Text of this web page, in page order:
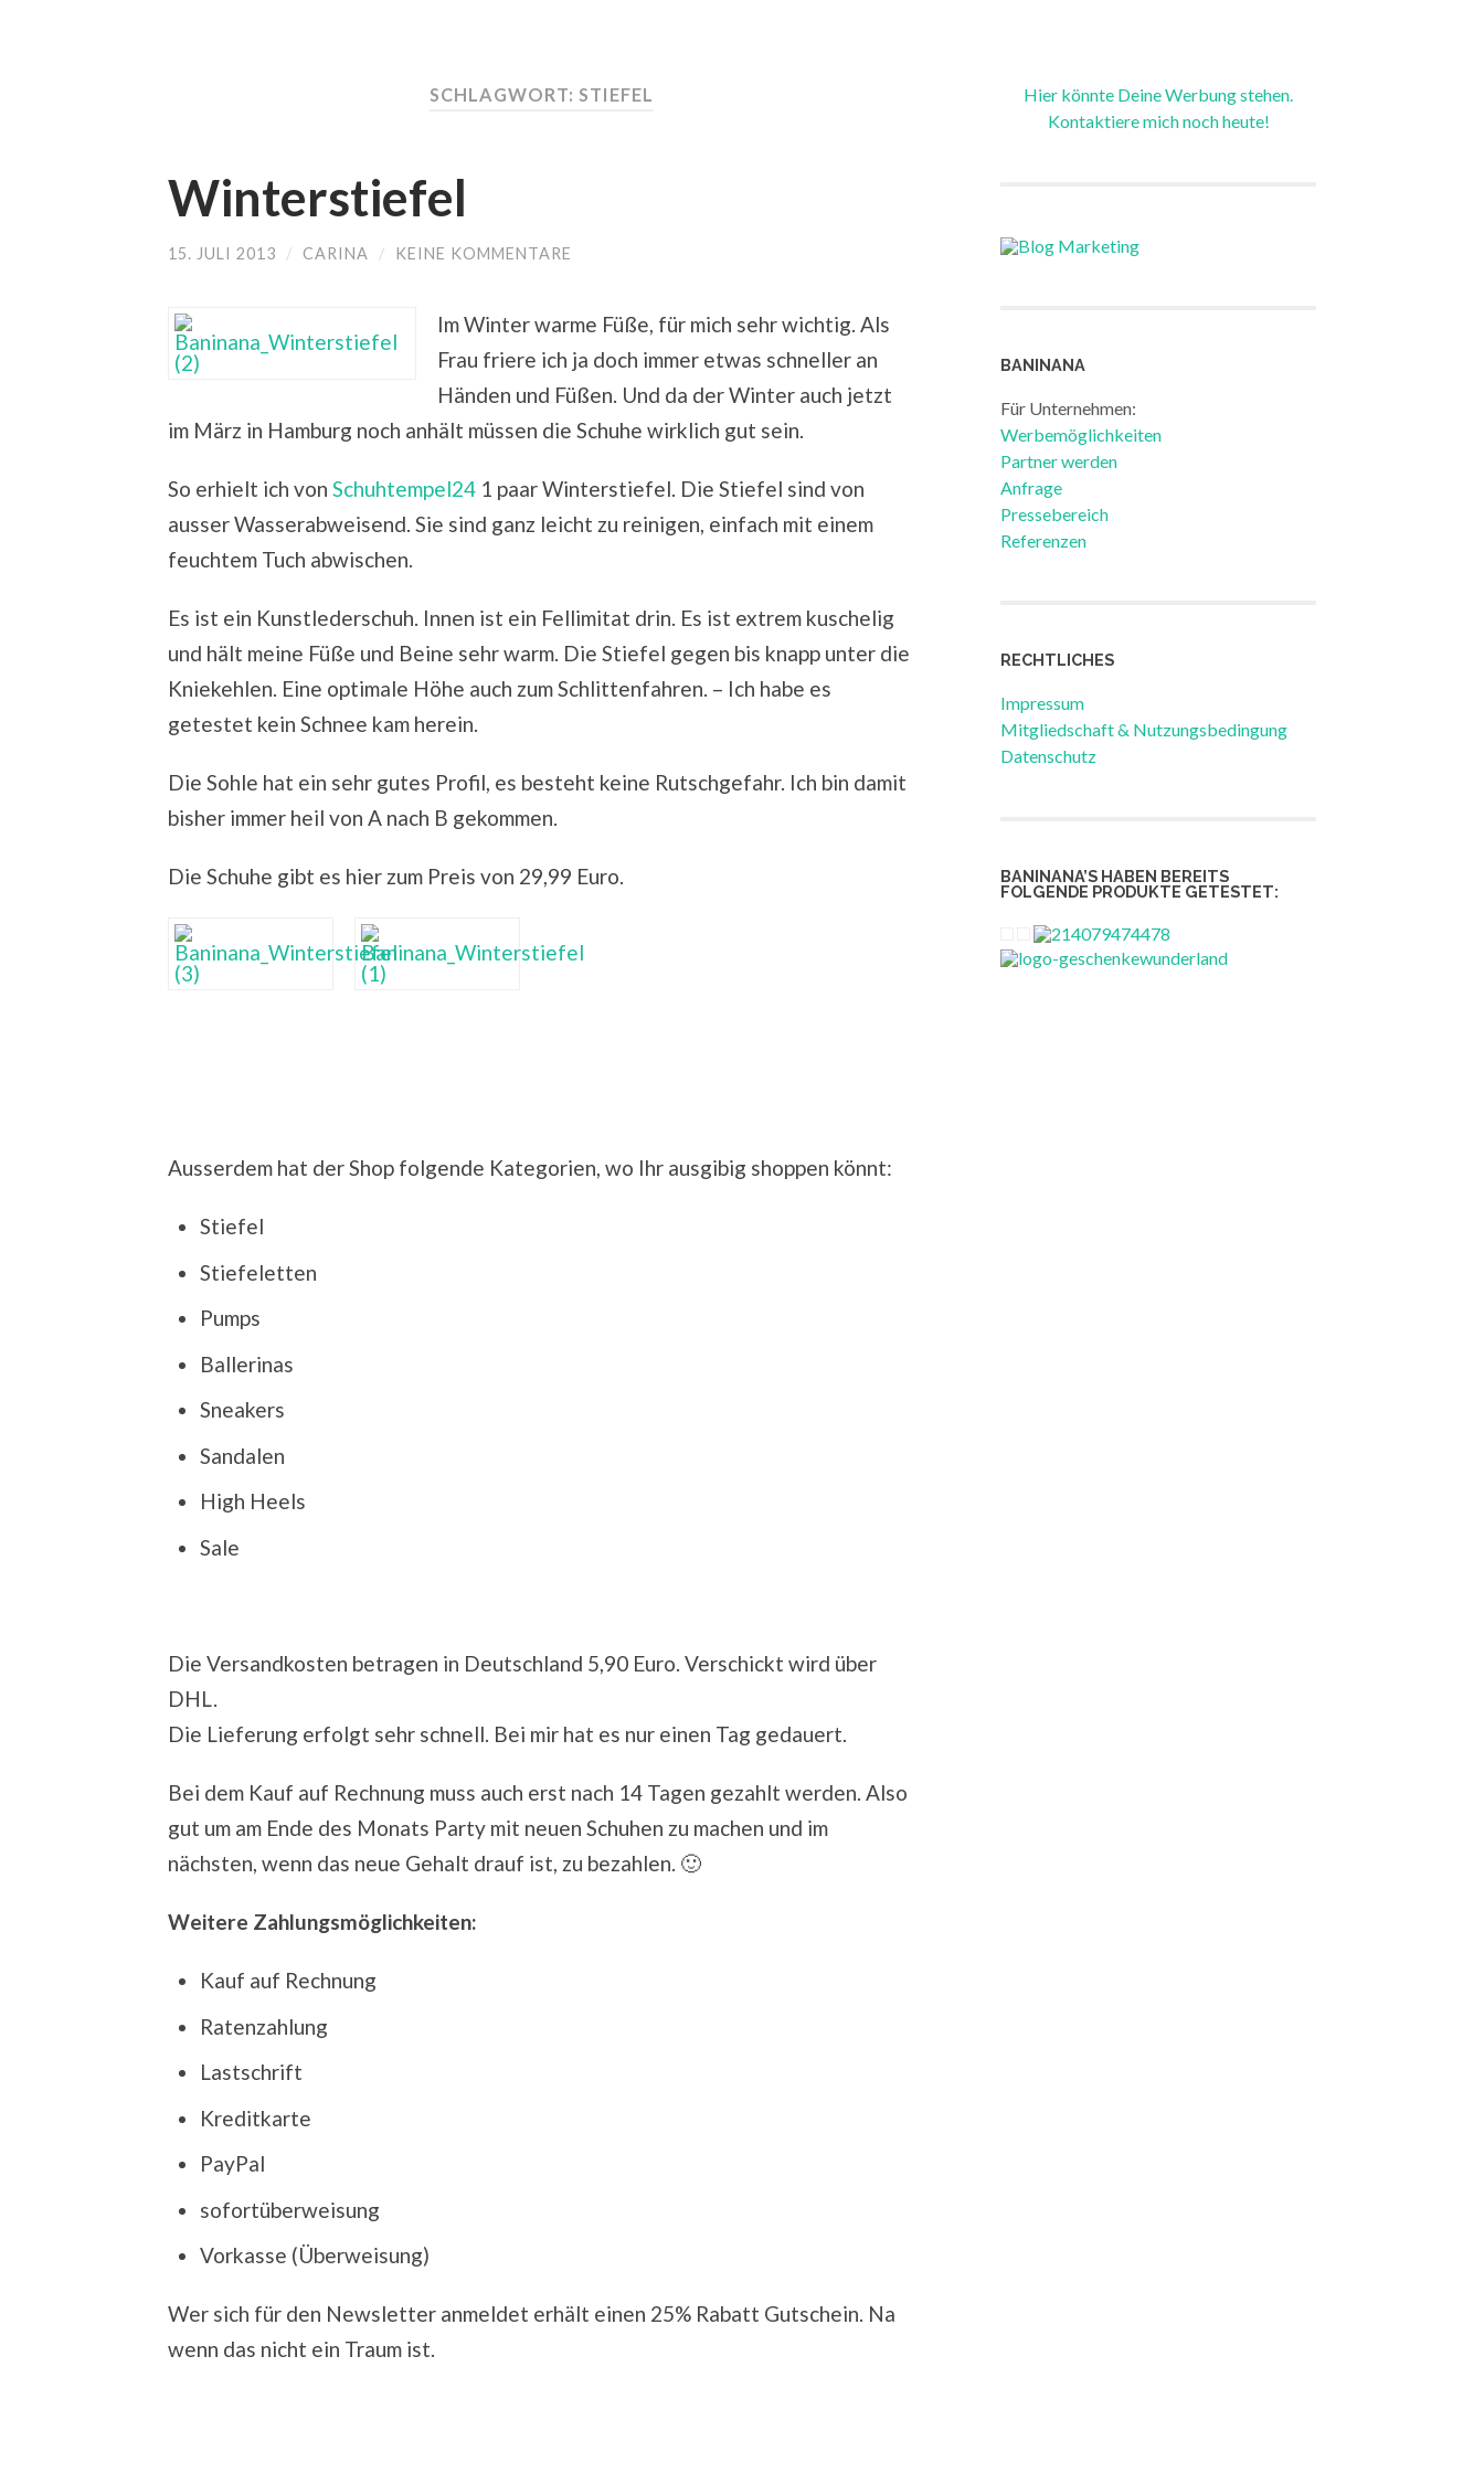
SCHLAGWORT: STIEFEL
Winterstiefel
15. JULI 2013 / CARINA / KEINE KOMMENTARE
Im Winter warme Füße, für mich sehr wichtig. Als
Frau friere ich ja doch immer etwas schneller an
Händen und Füßen. Und da der Winter auch jetzt
im März in Hamburg noch anhält müssen die Schuhe wirklich gut sein.
So erhielt ich von Schuhtempel24 1 paar Winterstiefel. Die Stiefel sind von
ausser Wasserabweisend. Sie sind ganz leicht zu reinigen, einfach mit einem
feuchtem Tuch abwischen.
Es ist ein Kunstlederschuh. Innen ist ein Fellimitat drin. Es ist extrem kuschelig
und hält meine Füße und Beine sehr warm. Die Stiefel gegen bis knapp unter die
Kniekehlen. Eine optimale Höhe auch zum Schlittenfahren. – Ich habe es
getestet kein Schnee kam herein.
Die Sohle hat ein sehr gutes Profil, es besteht keine Rutschgefahr. Ich bin damit
bisher immer heil von A nach B gekommen.
Die Schuhe gibt es hier zum Preis von 29,99 Euro.
Ausserdem hat der Shop folgende Kategorien, wo Ihr ausgibig shoppen könnt:
Stiefel
Stiefeletten
Pumps
Ballerinas
Sneakers
Sandalen
High Heels
Sale
Die Versandkosten betragen in Deutschland 5,90 Euro. Verschickt wird über
DHL.
Die Lieferung erfolgt sehr schnell. Bei mir hat es nur einen Tag gedauert.
Bei dem Kauf auf Rechnung muss auch erst nach 14 Tagen gezahlt werden. Also
gut um am Ende des Monats Party mit neuen Schuhen zu machen und im
nächsten, wenn das neue Gehalt drauf ist, zu bezahlen. 🙂
Weitere Zahlungsmöglichkeiten:
Kauf auf Rechnung
Ratenzahlung
Lastschrift
Kreditkarte
PayPal
sofortüberweisung
Vorkasse (Überweisung)
Wer sich für den Newsletter anmeldet erhält einen 25% Rabatt Gutschein. Na
wenn das nicht ein Traum ist.
Hier könnte Deine Werbung stehen.
Kontaktiere mich noch heute!
BANINANA
Für Unternehmen:
Werbemöglichkeiten
Partner werden
Anfrage
Pressebereich
Referenzen
RECHTLICHES
Impressum
Mitgliedschaft & Nutzungsbedingung
Datenschutz
BANINANA’S HABEN BEREITS
FOLGENDE PRODUKTE GETESTET: